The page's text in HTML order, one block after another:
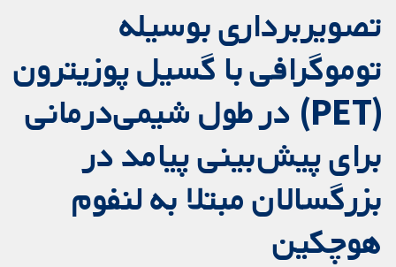
تصویربرداری بوسیله
توموگرافی با گسیل پوزیترون
(PET) در طول شیمی‌درمانی
برای پیش‌بینی پیامد در
بزرگسالان مبتلا به لنفوم
هوچکین